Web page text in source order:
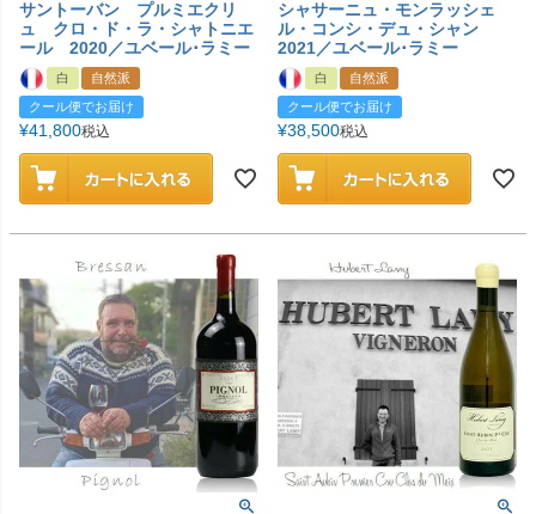
サントーバン プルミエクリ
ュ クロ・ド・ラ・シャトニエ
ール 2020／ユベール･ラミー
白
自然派
クール便でお届け
¥41,800税込
シャサーニュ・モンラッシェ
ル・コンシ・デュ・シャン
2021／ユベール･ラミー
白
自然派
クール便でお届け
¥38,500税込